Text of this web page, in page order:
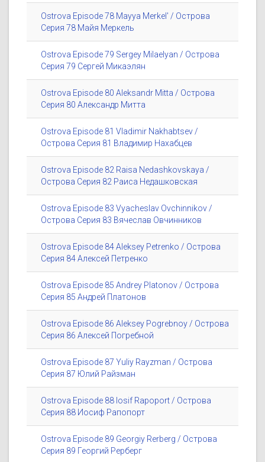
Ostrova Episode 78 Mayya Merkel' / Острова
Серия 78 Майя Меркель
Ostrova Episode 79 Sergey Milaelyan / Острова
Серия 79 Сергей Микаэлян
Ostrova Episode 80 Aleksandr Mitta / Острова
Серия 80 Александр Митта
Ostrova Episode 81 Vladimir Nakhabtsev /
Острова Серия 81 Владимир Нахабцев
Ostrova Episode 82 Raisa Nedashkovskaya /
Острова Серия 82 Раиса Недашковская
Ostrova Episode 83 Vyacheslav Ovchinnikov /
Острова Серия 83 Вячеслав Овчинников
Ostrova Episode 84 Aleksey Petrenko / Острова
Серия 84 Алексей Петренко
Ostrova Episode 85 Andrey Platonov / Острова
Серия 85 Андрей Платонов
Ostrova Episode 86 Aleksey Pogrebnoy / Острова
Серия 86 Алексей Погребной
Ostrova Episode 87 Yuliy Rayzman / Острова
Серия 87 Юлий Райзман
Ostrova Episode 88 Iosif Rapoport / Острова
Серия 88 Иосиф Рапопорт
Ostrova Episode 89 Georgiy Rerberg / Острова
Серия 89 Георгий Рерберг